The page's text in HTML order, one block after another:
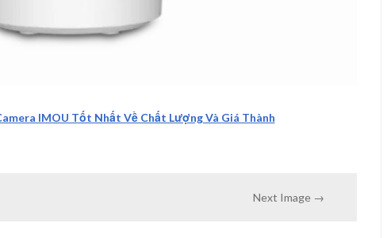
IMOU Tốt Nhất Về Chất Lượng Và Giá Thành
Next Image →